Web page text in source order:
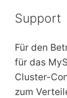
Support
Für den
für das
Cluster-
zum